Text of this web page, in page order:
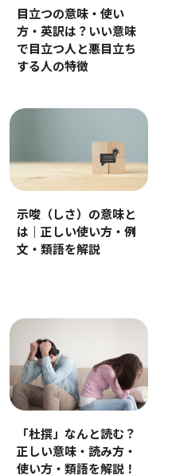
目立つの意味・使い
方・英訳は？いい意味
で目立つ人と悪目立ち
する人の特徴
示唆（しさ）の意味と
は｜正しい使い方・例
文・類語を解説
「杜撰」なんと読む？
正しい意味・読み方・
使い方・類語を解説！